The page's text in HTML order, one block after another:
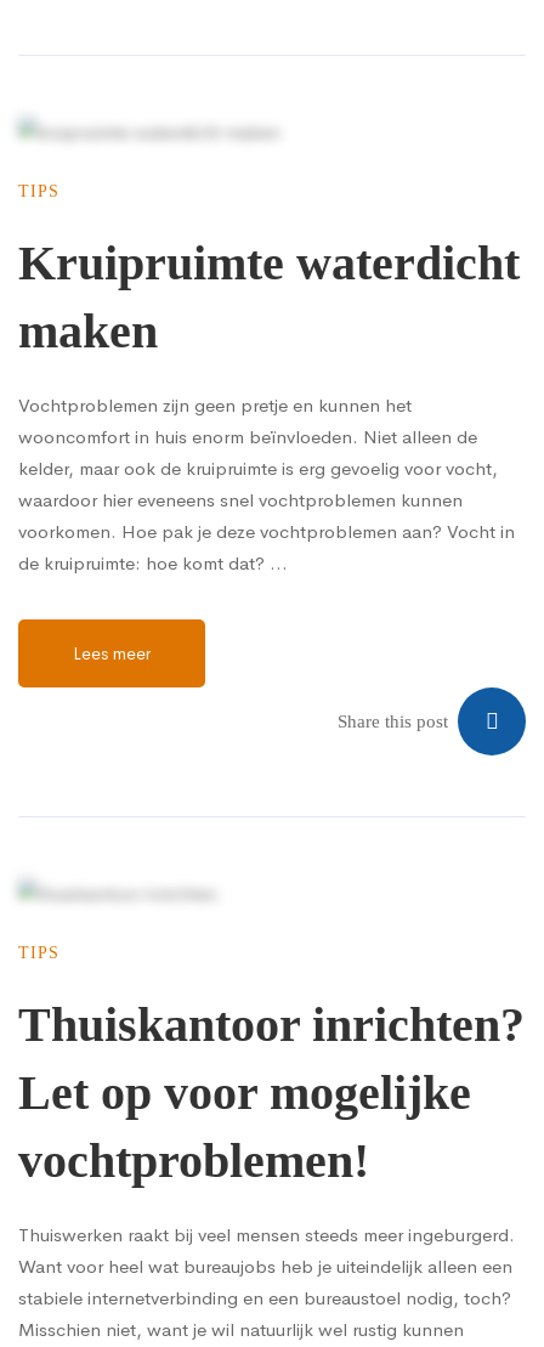
TIPS
Kruipruimte waterdicht
maken
Vochtproblemen zijn geen pretje en kunnen het
wooncomfort in huis enorm beïnvloeden. Niet alleen de
kelder, maar ook de kruipruimte is erg gevoelig voor vocht,
waardoor hier eveneens snel vochtproblemen kunnen
voorkomen. Hoe pak je deze vochtproblemen aan? Vocht in
de kruipruimte: hoe komt dat? …
Lees meer
Share this post
TIPS
Thuiskantoor inrichten?
Let op voor mogelijke
vochtproblemen!
Thuiswerken raakt bij veel mensen steeds meer ingeburgerd.
Want voor heel wat bureaujobs heb je uiteindelijk alleen een
stabiele internetverbinding en een bureaustoel nodig, toch?
Misschien niet, want je wil natuurlijk wel rustig kunnen